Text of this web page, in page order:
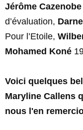
Jérôme Cazenobe
d’évaluation,
Pour l’Etoile,
Mohamed Koné
Voici quelques
Maryline Callens
nous l'en